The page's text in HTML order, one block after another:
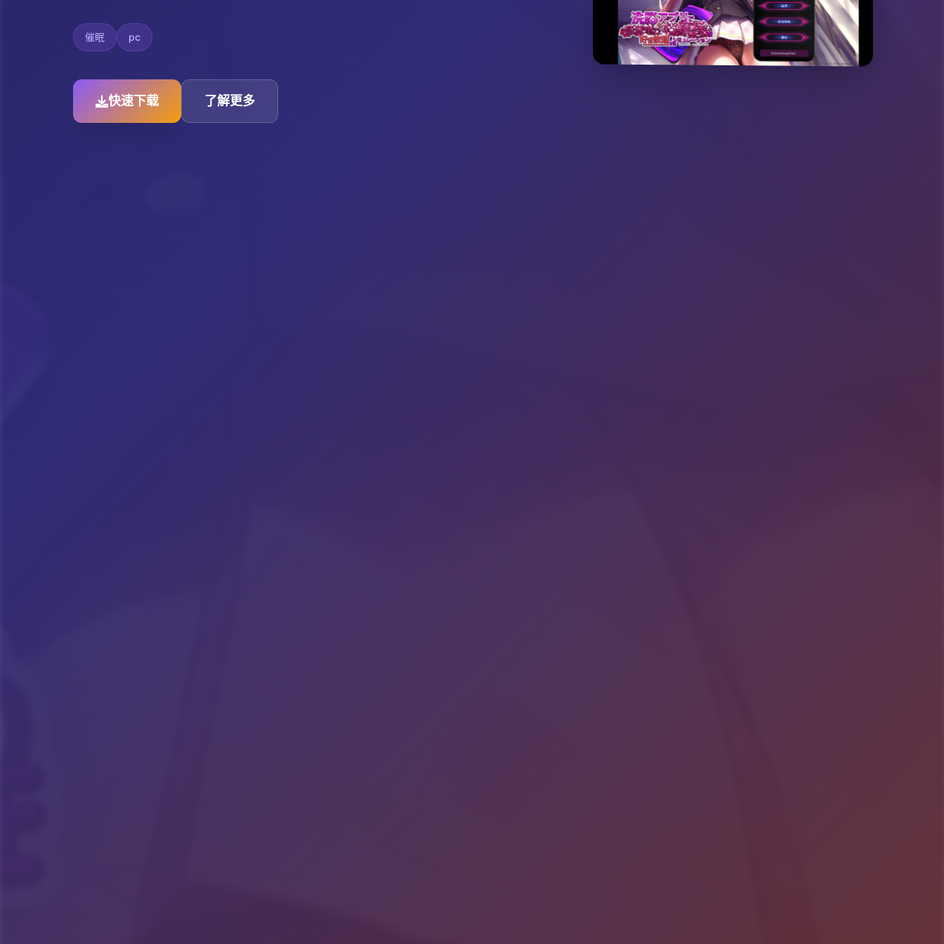
催眠 pc
快速下载 了解更多